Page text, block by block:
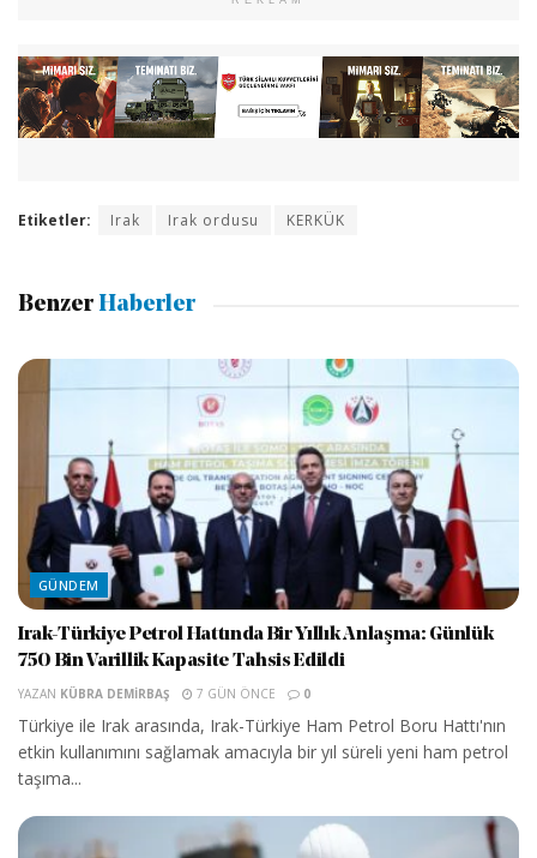
Etiketler: Irak Irak ordusu KERKÜK
Benzer Haberler
GÜNDEM
Irak-Türkiye Petrol Hattında Bir Yıllık Anlaşma: Günlük
750 Bin Varillik Kapasite Tahsis Edildi
YAZAN KÜBRA DEMIRBAŞ 7 GÜN ÖNCE 0
Türkiye ile Irak arasında, Irak-Türkiye Ham Petrol Boru Hattı'nın
etkin kullanımını sağlamak amacıyla bir yıl süreli yeni ham petrol
taşıma...